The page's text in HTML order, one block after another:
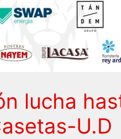
lucha
U.D